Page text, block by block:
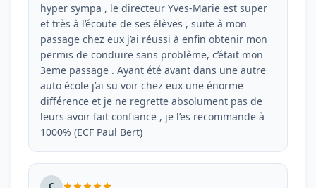
hyper sympa , le directeur Yves-Marie est super
et très à l’écoute de ses élèves , suite à mon
passage chez eux j’ai réussi à enfin obtenir mon
permis de conduire sans problème, c’était mon
3eme passage . Ayant été avant dans une autre
auto école j’ai su voir chez eux une énorme
différence et je ne regrette absolument pas de
leurs avoir fait confiance , je l’es recommande à
1000% (ECF Paul Bert)